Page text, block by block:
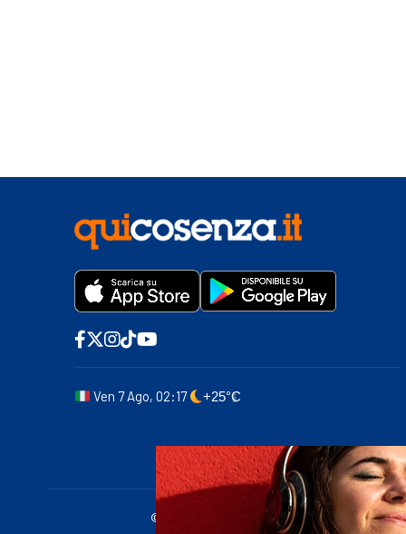
Ven 7 Ago, 02:17 +25°C
© 2011-2025 quicosenza.it - Tribunale di